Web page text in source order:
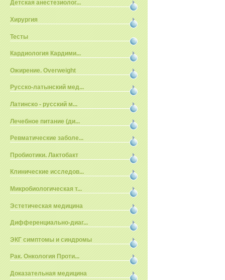
Детская анестезиолог...
Хирургия
Тесты
Кардиология Кардими...
Ожирение. Overweight
Русско-латынский мед...
Латинско - русский м...
Лечебное питание (ди...
Ревматические заболе...
Пробиотики. Лактобакт
Клинические исследов...
Микробиологическая т...
Эстетическая медицина
Дифференциально-диаг...
ЭКГ симптомы и синдромы
Рак. Онкология Проти...
Доказательная медицина